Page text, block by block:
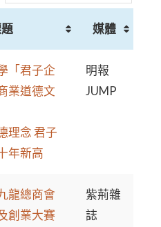
媒體
「君子企
業道德文
理念 君子
年新高
明報
JUMP
龍總商會
創業大賽
紫荊雜
誌